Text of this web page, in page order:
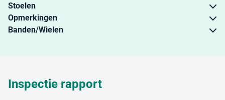
Stoelen
Opmerkingen
Banden/Wielen
Inspectie rapport